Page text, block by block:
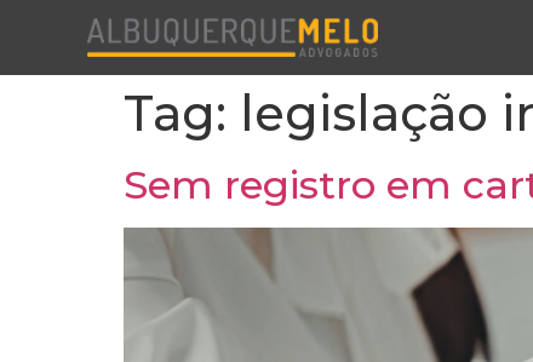
Tag: legislação
Sem registro em